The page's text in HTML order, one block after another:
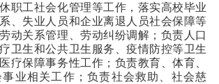
职工社会化管理等工作，落实高校毕业
、失业人员和企业离退人员社会保障等
动关系管理、劳动纠纷调解；负责人口
卫生和公共卫生服务、疫情防控等卫生
疗保障事务性工作；负责教育、体育、
业相关工作；负责社会救助、社会慈